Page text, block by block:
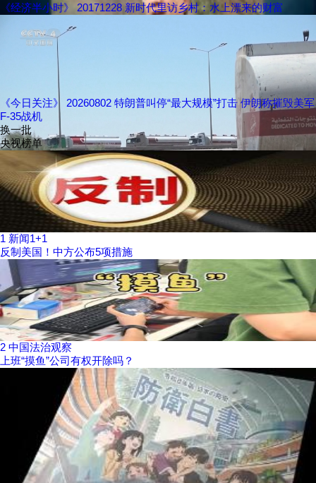
《经济半小时》 20171228 新时代里访乡村：水上漂来的财富
《今日关注》 20260802 特朗普叫停“最大规模”打击 伊朗称摧毁美军
F-35战机
换一批
央视榜单
1 新闻1+1
反制美国！中方公布5项措施
2 中国法治观察
上班“摸鱼”公司有权开除吗？